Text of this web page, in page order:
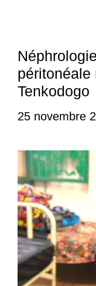
péritonéale
Tenkodogo
25 novembre